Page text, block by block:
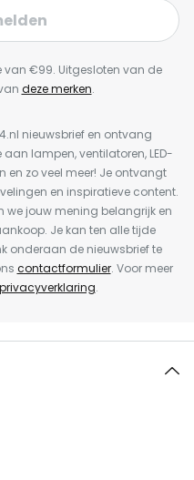
€99. Uitgesloten van de
deze merken.
nieuwsbrief en ontvang
lampen, ventilatoren, LED-
zo veel meer! Je ontvangt
en inspiratieve content.
we jouw mening belangrijk en
Je kan ten alle tijde
onderaan de nieuwsbrief te
contactformulier. Voor meer
privacyverklaring.